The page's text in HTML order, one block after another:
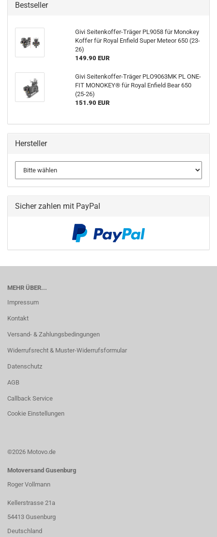
Bestseller
Givi Seitenkoffer-Träger PL9058 für Monokey
Koffer für Royal Enfield Super Meteor 650 (23-
26)
149.90 EUR
Givi Seitenkoffer-Träger PLO9063MK PL ONE-
FIT MONOKEY® für Royal Enfield Bear 650
(25-26)
151.90 EUR
Hersteller
Sicher zahlen mit PayPal
MEHR ÜBER...
Impressum
Kontakt
Versand- & Zahlungsbedingungen
Widerrufsrecht & Muster-Widerrufsformular
Datenschutz
AGB
Callback Service
Cookie Einstellungen
©2026 Motovo.de
Motoversand Gusenburg
Roger Vollmann
Kellerstrasse 21a
54413 Gusenburg
Deutschland